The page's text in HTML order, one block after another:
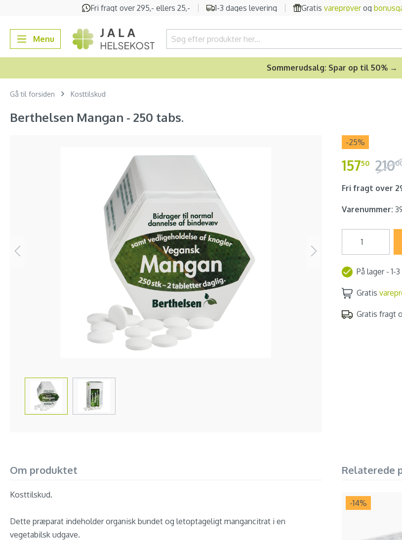
Gå til hovednavigationFri fragt over 295,- ellers 25,- 1-3 dages levering Gratisvareprøverog
Menu
Sommerudsalg: Spar op til 50% →
Gå til forsiden Kosttilskud
Berthelsen Mangan - 250 tabs.
-25%
15750 210
Fri fragt over
Varenummer:
På lager - 1-
Gratis
Gratis fragt
Om produktet
Kosttilskud.
Dette præparat indeholder organisk bundet og letoptageligt mangancitrat i en
vegetabilsk udgave.
Relaterede
-14%